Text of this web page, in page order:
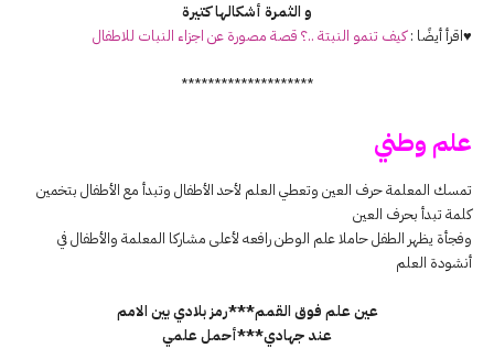
و الثمرة أشكالها كتيرة
♥اقرأ أيضًا :كيف تنمو النبتة ..؟ قصة مصورة عن اجزاء النبات للاطفال
********************
علم وطني
تمسك المعلمة حرف العين وتعطي العلم لأحد الأطفال وتبدأ مع الأطفال بتخمين
كلمة تبدأ بحرف العين
وفجأة يظهر الطفل حاملا علم الوطن رافعه لأعلى مشاركا المعلمة والأطفال في
أنشودة العلم
عين علم فوق القمم***رمز بلادي بين الامم
عند جهادي***أحمل علمي